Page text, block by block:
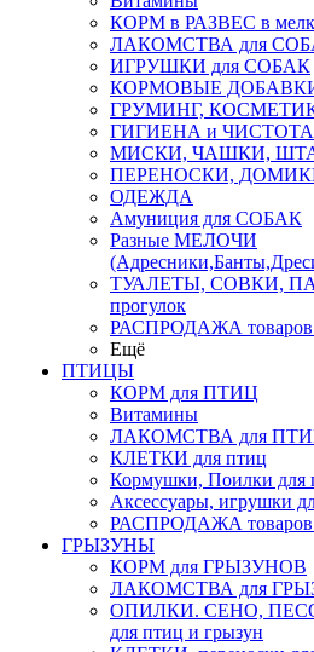
КОРМ в РАЗВЕС в
ЛАКОМСТВА для
ИГРУШКИ для СОБАК
КОРМОВЫЕ ДОБАВКИ,
ГРУМИНГ,
ГИГИЕНА и
МИСКИ, ЧАШКИ,
ПЕРЕНОСКИ,
ОДЕЖДА
Амуниция для СОБАК
Разные МЕЛОЧИ
ТУАЛЕТЫ, СОВКИ,
прогулок
РАСПРОДАЖА
Ещё
ПТИЦЫ
КОРМ для ПТИЦ
Витамины
ЛАКОМСТВА для
КЛЕТКИ для птиц
Кормушки, Поилки для
Аксессуары, игрушки
РАСПРОДАЖА
ГРЫЗУНЫ
КОРМ для ГРЫЗУНОВ
ЛАКОМСТВА для
ОПИЛКИ. СЕНО,
для птиц и грызун